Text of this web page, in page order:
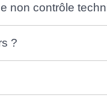
non contrôle
?